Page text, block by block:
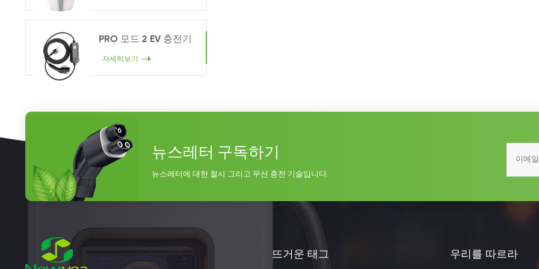
PRO 모드 2 EV 충전기
자세히보기
뉴스레터 구독하기
뉴스레터에 대한 철사 그리고 무선 충전 기술입니다.
뜨거운 태그 우리를 따르라